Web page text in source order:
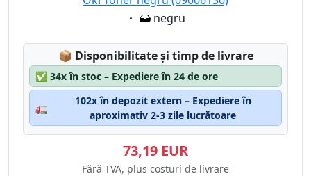
Eigenschaft:
negru
📦 Lagerstatus:
Disponibilitate și timp de livrare
✅ 34x în stoc – Expediere în 24 de ore
🚛
102x în depozit extern – Expediere în
aproximativ 2-3 zile lucrătoare
73,19 EUR
Fără TVA, plus costuri de livrare